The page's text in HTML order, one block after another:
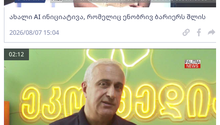
ახალი AI ინიციატივა, რომელიც ენობრივ ბარიერს შლის
2026/08/07 15:04
02:12